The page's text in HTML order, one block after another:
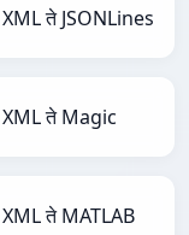
XML ते JSONLines
XML ते Magic
XML ते MATLAB